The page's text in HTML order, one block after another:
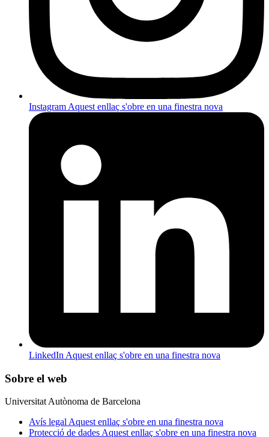
Instagram Aquest enllaç s'obre en una finestra nova
LinkedIn Aquest enllaç s'obre en una finestra nova
Sobre el web
Universitat Autònoma de Barcelona
Avís legalAquest enllaç s'obre en una finestra nova
Protecció de dadesAquest enllaç s'obre en una finestra nova